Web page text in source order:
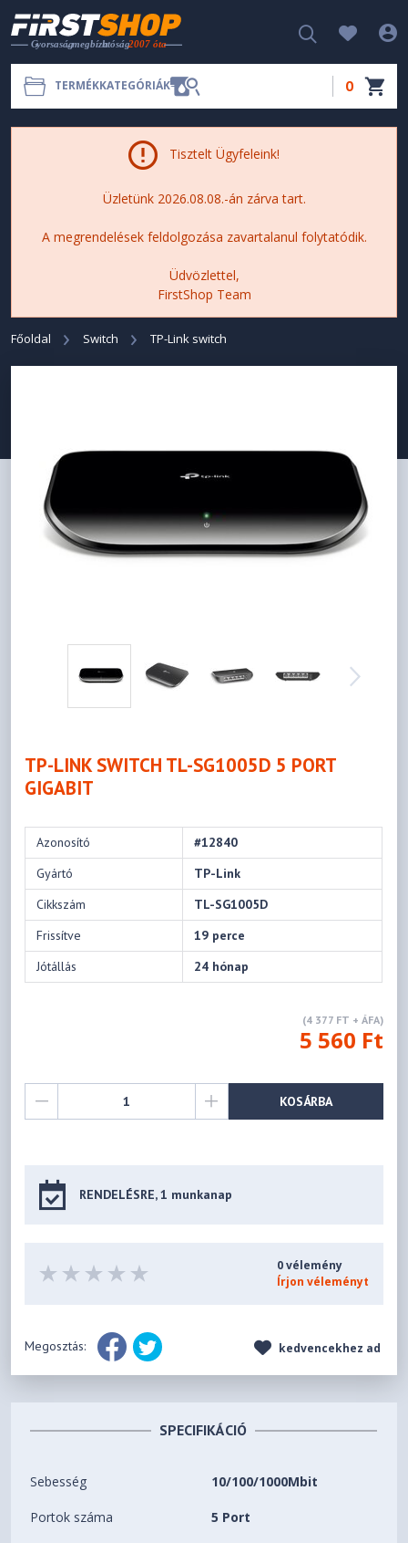
TERMÉKKATEGÓRIÁK 0
Tisztelt Ügyfeleink!
Üzletünk 2026.08.08.-án zárva tart.
A megrendelések feldolgozása zavartalanul folytatódik.
Üdvözlettel,
FirstShop Team
Főoldal Switch TP-Link switch
TP-LINK SWITCH TL-SG1005D 5 PORT
GIGABIT
Azonosító
#12840
Gyártó
TP-Link
Cikkszám
TL-SG1005D
Frissítve
19 perce
Jótállás
24 hónap
(4 377 FT + ÁFA)
5 560 Ft
KOSÁRBA
RENDELÉSRE, 1 munkanap
0 vélemény
Írjon véleményt
Megosztás: kedvencekhez ad
SPECIFIKÁCIÓ
Sebesség 10/100/1000Mbit
Portok száma 5 Port